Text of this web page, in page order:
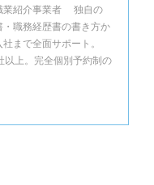
業紹介事業者 独自の
職務経歴書の書き方か
まで全面サポート。
上。完全個別予約制の